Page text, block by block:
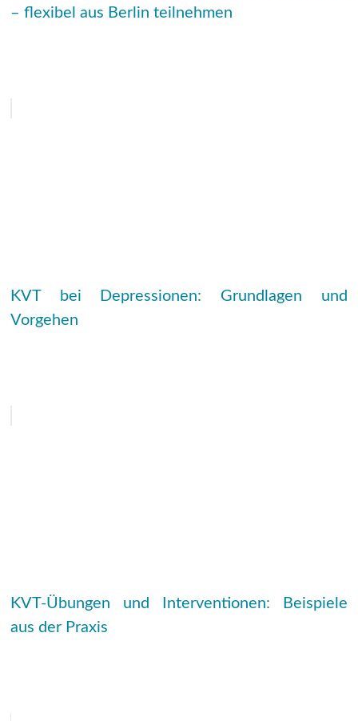
– flexibel aus Berlin teilnehmen
KVT bei Depressionen: Grundlagen und
Vorgehen
KVT-Übungen und Interventionen: Beispiele
aus der Praxis